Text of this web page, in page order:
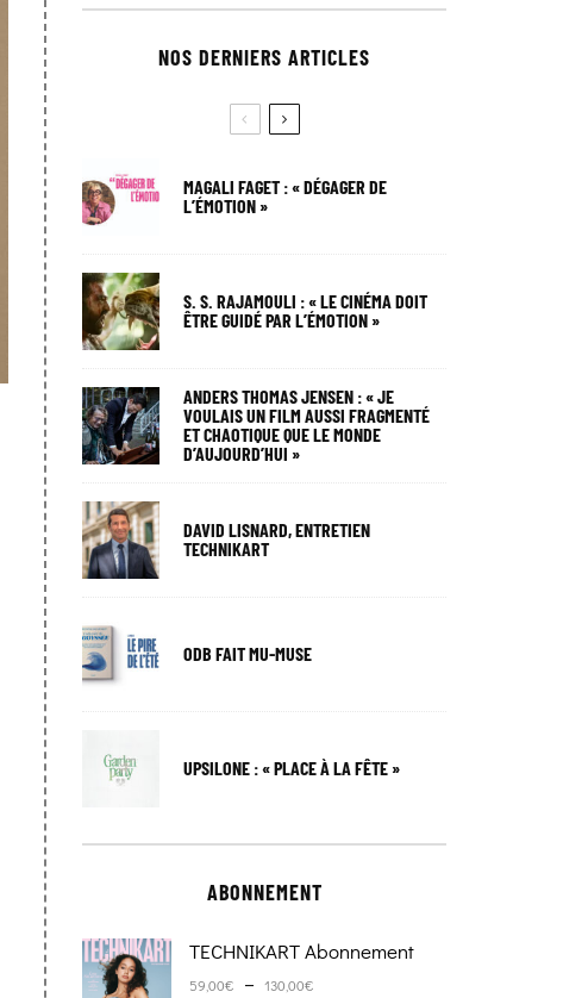
NOS DERNIERS ARTICLES
MAGALI FAGET : « DÉGAGER DE
L’ÉMOTION »
S. S. RAJAMOULI : « LE CINÉMA DOIT
ÊTRE GUIDÉ PAR L’ÉMOTION »
ANDERS THOMAS JENSEN : « JE
VOULAIS UN FILM AUSSI FRAGMENTÉ
ET CHAOTIQUE QUE LE MONDE
D’AUJOURD’HUI »
DAVID LISNARD, ENTRETIEN
TECHNIKART
ODB FAIT MU-MUSE
UPSILONE : « PLACE À LA FÊTE »
ABONNEMENT
TECHNIKART Abonnement
59,00€ – 130,00€